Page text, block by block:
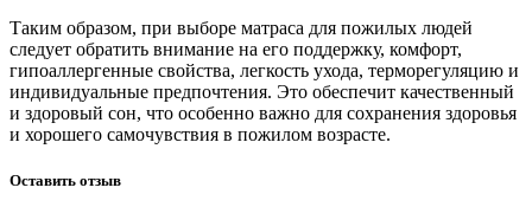
Таким образом, при выборе матраса для пожилых людей
следует обратить внимание на его поддержку, комфорт,
гипоаллергенные свойства, легкость ухода, терморегуляцию и
индивидуальные предпочтения. Это обеспечит качественный
и здоровый сон, что особенно важно для сохранения здоровья
и хорошего самочувствия в пожилом возрасте.
Оставить отзыв